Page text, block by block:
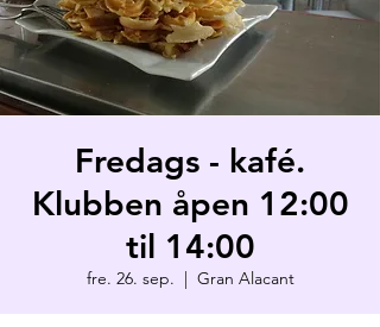
Fredags - kafé.
Klubben åpen 12:00
til 14:00
fre. 26. sep.
  |
Gran Alacant